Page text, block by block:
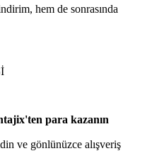
hem de sonrasında
para kazanın
ve gönlünüzce alışveriş